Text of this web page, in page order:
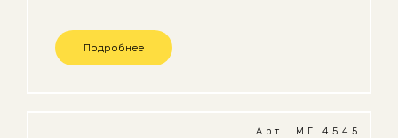
Подробнее
Арт. МГ 4545